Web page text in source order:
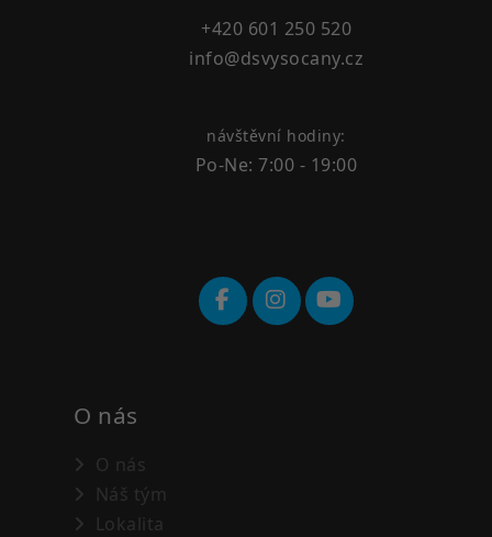
+420 601 250 520
info@dsvysocany.cz
návštěvní hodiny:
Po-Ne: 7:00 - 19:00
O nás
O nás
Náš tým
Lokalita